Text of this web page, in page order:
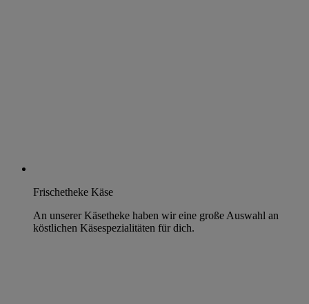
Frischetheke Käse
An unserer Käsetheke haben wir eine große Auswahl an
köstlichen Käsespezialitäten für dich.